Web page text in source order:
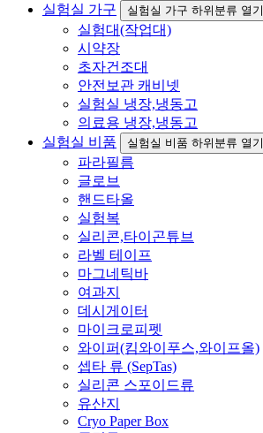
실험실 가구
실험실 가구 하위분류 열기
실험대(작업대)
시약장
초자건조대
안전보관 캐비넷
실험실 냉장,냉동고
의료용 냉장,냉동고
실험실 비품
실험실 비품 하위분류 열기
파라필름
글로브
핸드타올
실험복
실리콘,타이곤튜브
라벨 테이프
마그네틱바
여과지
데시게이터
마이크로피펫
와이퍼(킴와이푸스,와이프올)
셉타 류 (SepTas)
실리콘 스포이드류
유산지
Cryo Paper Box